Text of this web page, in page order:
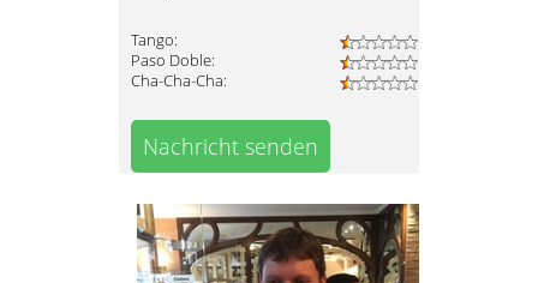
Tango:
Paso Doble:
Cha-Cha-Cha:
Nachricht senden